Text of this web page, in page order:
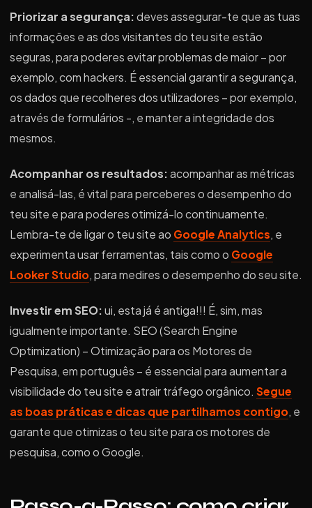
Priorizar a segurança:deves assegurar-te que as tuas
informações e as dos visitantes do teu site estão
seguras, para poderes evitar problemas de maior – por
exemplo, com hackers. É essencial garantir a segurança,
os dados que recolheres dos utilizadores – por exemplo,
através de formulários -, e manter a integridade dos
mesmos.
Acompanhar os resultados:acompanhar as métricas
e analisá-las, é vital para perceberes o desempenho do
teu site e para poderes otimizá-lo continuamente.
Lembra-te de ligar o teu site ao Google Analytics, e
experimenta usar ferramentas, tais como o Google
Looker Studio, para medires o desempenho do seu site.
Investir em SEO:ui, esta já é antiga!!! É, sim, mas
igualmente importante. SEO (Search Engine
Optimization) – Otimização para os Motores de
Pesquisa, em português – é essencial para aumentar a
visibilidade do teu site e atrair tráfego orgânico. Segue
as boas práticas e dicas que partilhamos contigo, e
garante que otimizas o teu site para os motores de
pesquisa, como o Google.